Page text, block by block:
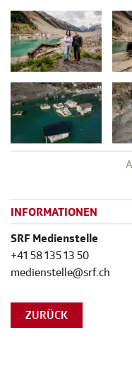
INFORMATIONEN
SRF Medienstelle
+41 58 135 13 50
medienstelle@srf.ch
ZURÜCK